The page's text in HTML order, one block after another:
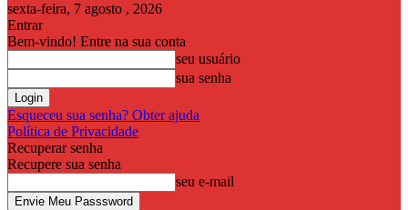
sexta-feira, 7 agosto , 2026
Entrar
Bem-vindo! Entre na sua conta
seu usuário
sua senha
Esqueceu sua senha? Obter ajuda
Política de Privacidade
Recuperar senha
Recupere sua senha
seu e-mail